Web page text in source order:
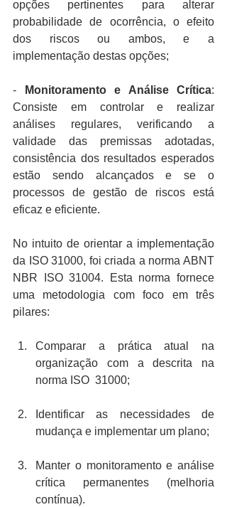
opções pertinentes para alterar
probabilidade de ocorrência, o efeito
dos riscos ou ambos, e a
implementação destas opções;
- Monitoramento e Análise Crítica:
Consiste em controlar e realizar
análises regulares, verificando a
validade das premissas adotadas,
consistência dos resultados esperados
estão sendo alcançados e se o
processos de gestão de riscos está
eficaz e eficiente.
No intuito de orientar a implementação
da ISO 31000, foi criada a norma ABNT
NBR ISO 31004. Esta norma fornece
uma metodologia com foco em três
pilares:
Comparar a prática atual na
organização com a descrita na
norma ISO  31000;
Identificar as necessidades de
mudança e implementar um plano;
Manter o monitoramento e análise
crítica permanentes (melhoria
contínua).